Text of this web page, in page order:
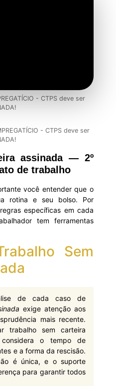
- CTPS deve ser
- CTPS deve ser
assinada — 2º
de trabalho
você entender que o
rotina e seu bolso. Por
específicas em cada
tem ferramentas
Sem
de cada caso de
exige atenção aos
mais recente.
trabalho sem carteira
o tempo de
e a forma da rescisão.
é única, e o suporte
para garantir todos